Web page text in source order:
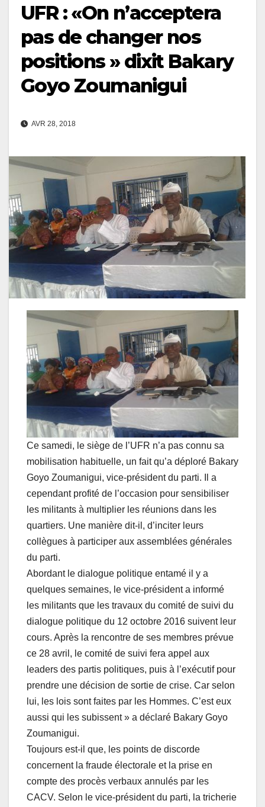
UFR : «On n’acceptera
pas de changer nos
positions » dixit Bakary
Goyo Zoumanigui
AVR 28, 2018
Ce samedi, le siège de l’UFR n’a pas connu sa
mobilisation habituelle, un fait qu’a déploré Bakary
Goyo Zoumanigui, vice-président du parti. Il a
cependant profité de l’occasion pour sensibiliser
les militants à multiplier les réunions dans les
quartiers. Une manière dit-il, d’inciter leurs
collègues à participer aux assemblées générales
du parti.
Abordant le dialogue politique entamé il y a
quelques semaines, le vice-président a informé
les militants que les travaux du comité de suivi du
dialogue politique du 12 octobre 2016 suivent leur
cours. Après la rencontre de ses membres prévue
ce 28 avril, le comité de suivi fera appel aux
leaders des partis politiques, puis à l’exécutif pour
prendre une décision de sortie de crise. Car selon
lui, les lois sont faites par les Hommes. C’est eux
aussi qui les subissent » a déclaré Bakary Goyo
Zoumanigui.
Toujours est-il que, les points de discorde
concernent la fraude électorale et la prise en
compte des procès verbaux annulés par les
CACV. Selon le vice-président du parti, la tricherie